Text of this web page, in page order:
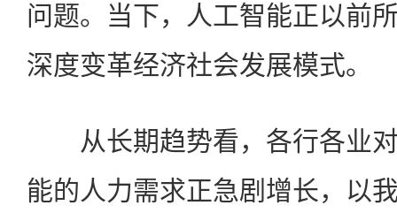
问题。当下，人工智能正以前
深度变革经济社会发展模式。
从长期趋势看，各行各业对
能的人力需求正急剧增长，以